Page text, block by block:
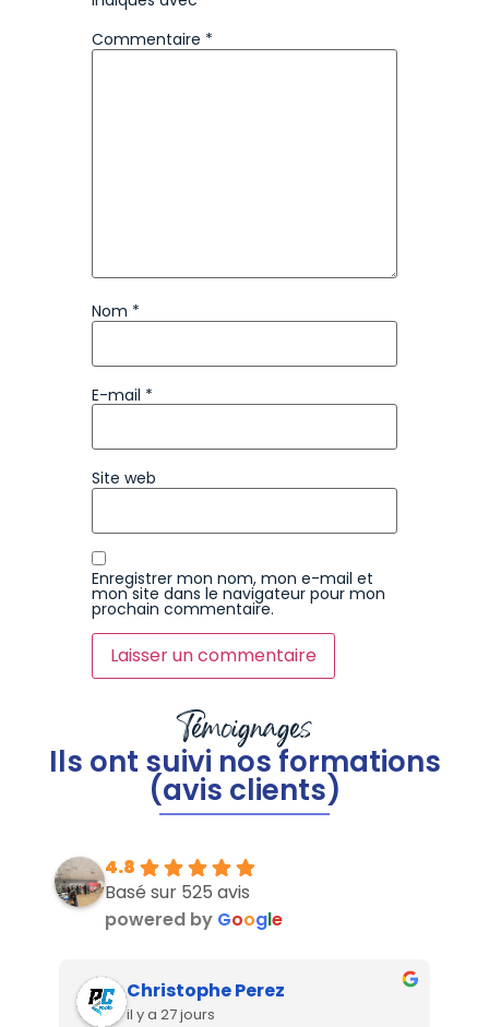
Commentaire *
Nom *
E-mail *
Site web
Enregistrer mon nom, mon e-mail et
mon site dans le navigateur pour mon
prochain commentaire.
Témoignages
Ils ont suivi nos formations
(avis clients)
4.8
Basé sur 525 avis
powered by Google
Christophe Perez
il y a 27 jours